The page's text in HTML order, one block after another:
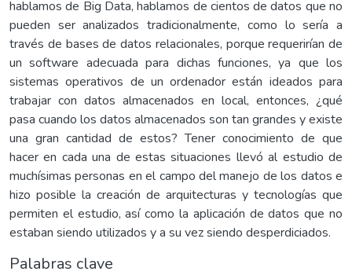
hablamos de Big Data, hablamos de cientos de datos que no
pueden ser analizados tradicionalmente, como lo sería a
través de bases de datos relacionales, porque requerirían de
un software adecuada para dichas funciones, ya que los
sistemas operativos de un ordenador están ideados para
trabajar con datos almacenados en local, entonces, ¿qué
pasa cuando los datos almacenados son tan grandes y existe
una gran cantidad de estos? Tener conocimiento de que
hacer en cada una de estas situaciones llevó al estudio de
muchísimas personas en el campo del manejo de los datos e
hizo posible la creación de arquitecturas y tecnologías que
permiten el estudio, así como la aplicación de datos que no
estaban siendo utilizados y a su vez siendo desperdiciados.
Palabras clave